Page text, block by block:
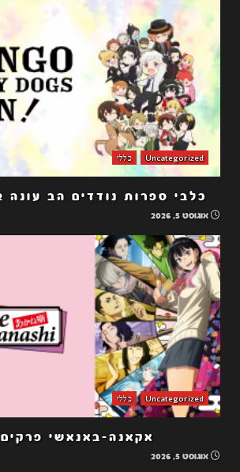
Uncategorized כללי
כלבי ספרות נודדים הב עונה 2 פרקים 5-1
אוגוסט 5, 2026
Uncategorized כללי
אקאנה-באנאשי פרקים 6-1
אוגוסט 5, 2026